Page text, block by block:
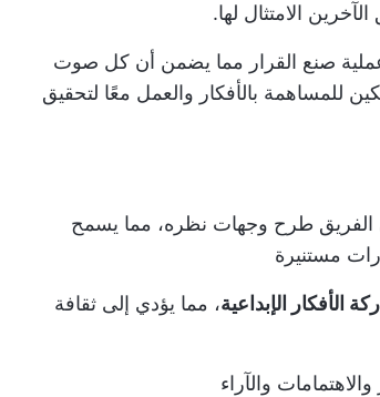
الامتثال لها.
صنع القرار مما يضمن أن كل صوت
للمساهمة بالأفكار والعمل معًا لتحقيق
طرح وجهات نظره، مما يسمح
مستنيرة
الأفكار الإبداعية، مما يؤدي إلى ثقافة
والآراء